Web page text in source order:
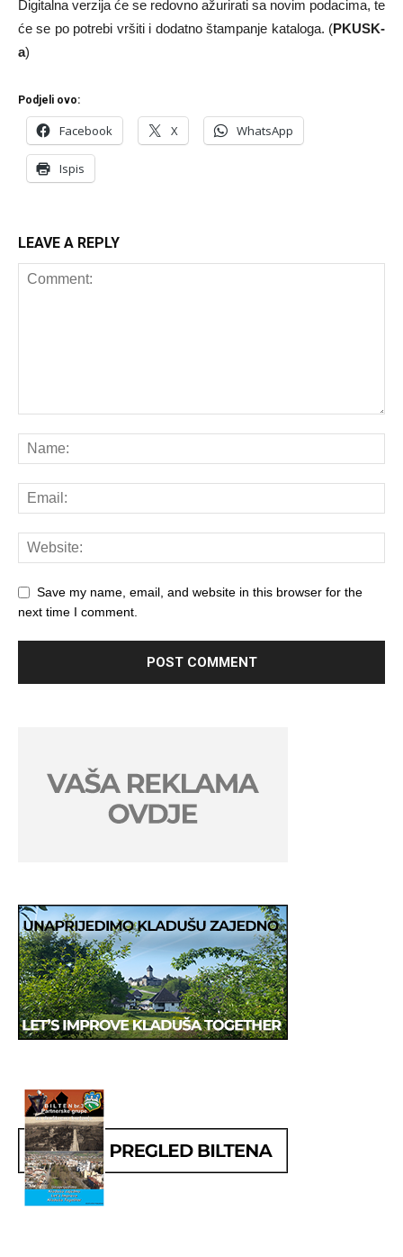
Digitalna verzija će se redovno ažurirati sa novim podacima, te
će se po potrebi vršiti i dodatno štampanje kataloga. (PKUSK-
a)
Podjeli ovo:
Facebook X WhatsApp
Ispis
LEAVE A REPLY
Save my name, email, and website in this browser for the
next time I comment.